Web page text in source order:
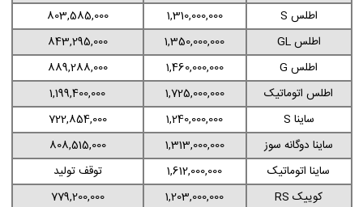
اطلس S
1,310,000,000
803,585,000
اطلس GL
1,350,000,000
843,295,000
اطلس G
1,460,000,000
889,288,000
اطلس اتوماتیک
1,725,000,000
1,199,400,000
ساینا S
1,240,000,000
722,854,000
ساینا دوگانه سوز
1,313,000,000
808,515,000
ساینا اتوماتیک
1,612,000,000
توقف تولید
کوییک RS
1,203,000,000
779,200,000